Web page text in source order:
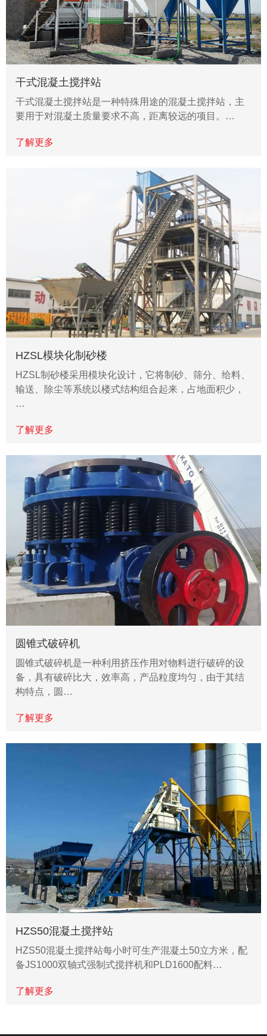
干式混凝土搅拌站
干式混凝土搅拌站是一种特殊用途的混凝土搅拌站，主
要用于对混凝土质量要求不高，距离较远的项目。…
了解更多
HZSL模块化制砂楼
HZSL制砂楼采用模块化设计，它将制砂、筛分、给料、
输送、除尘等系统以楼式结构组合起来，占地面积少，
…
了解更多
圆锥式破碎机
圆锥式破碎机是一种利用挤压作用对物料进行破碎的设
备，具有破碎比大，效率高，产品粒度均匀，由于其结
构特点，圆…
了解更多
HZS50混凝土搅拌站
HZS50混凝土搅拌站每小时可生产混凝土50立方米，配
备JS1000双轴式强制式搅拌机和PLD1600配料…
了解更多